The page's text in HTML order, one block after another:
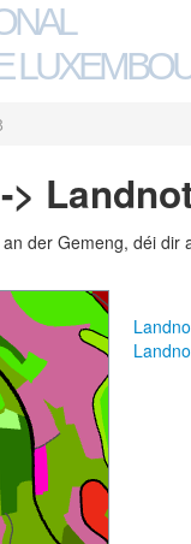
der Gemeng, déi